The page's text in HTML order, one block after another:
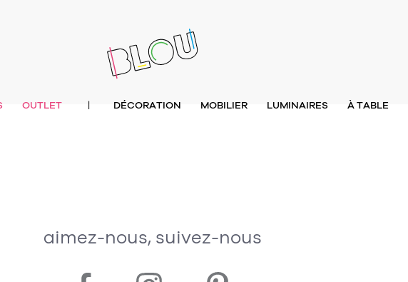
OUTLET | DÉCORATION MOBILIER LUMINAIRES À TABLE
aimez-nous, suivez-nous